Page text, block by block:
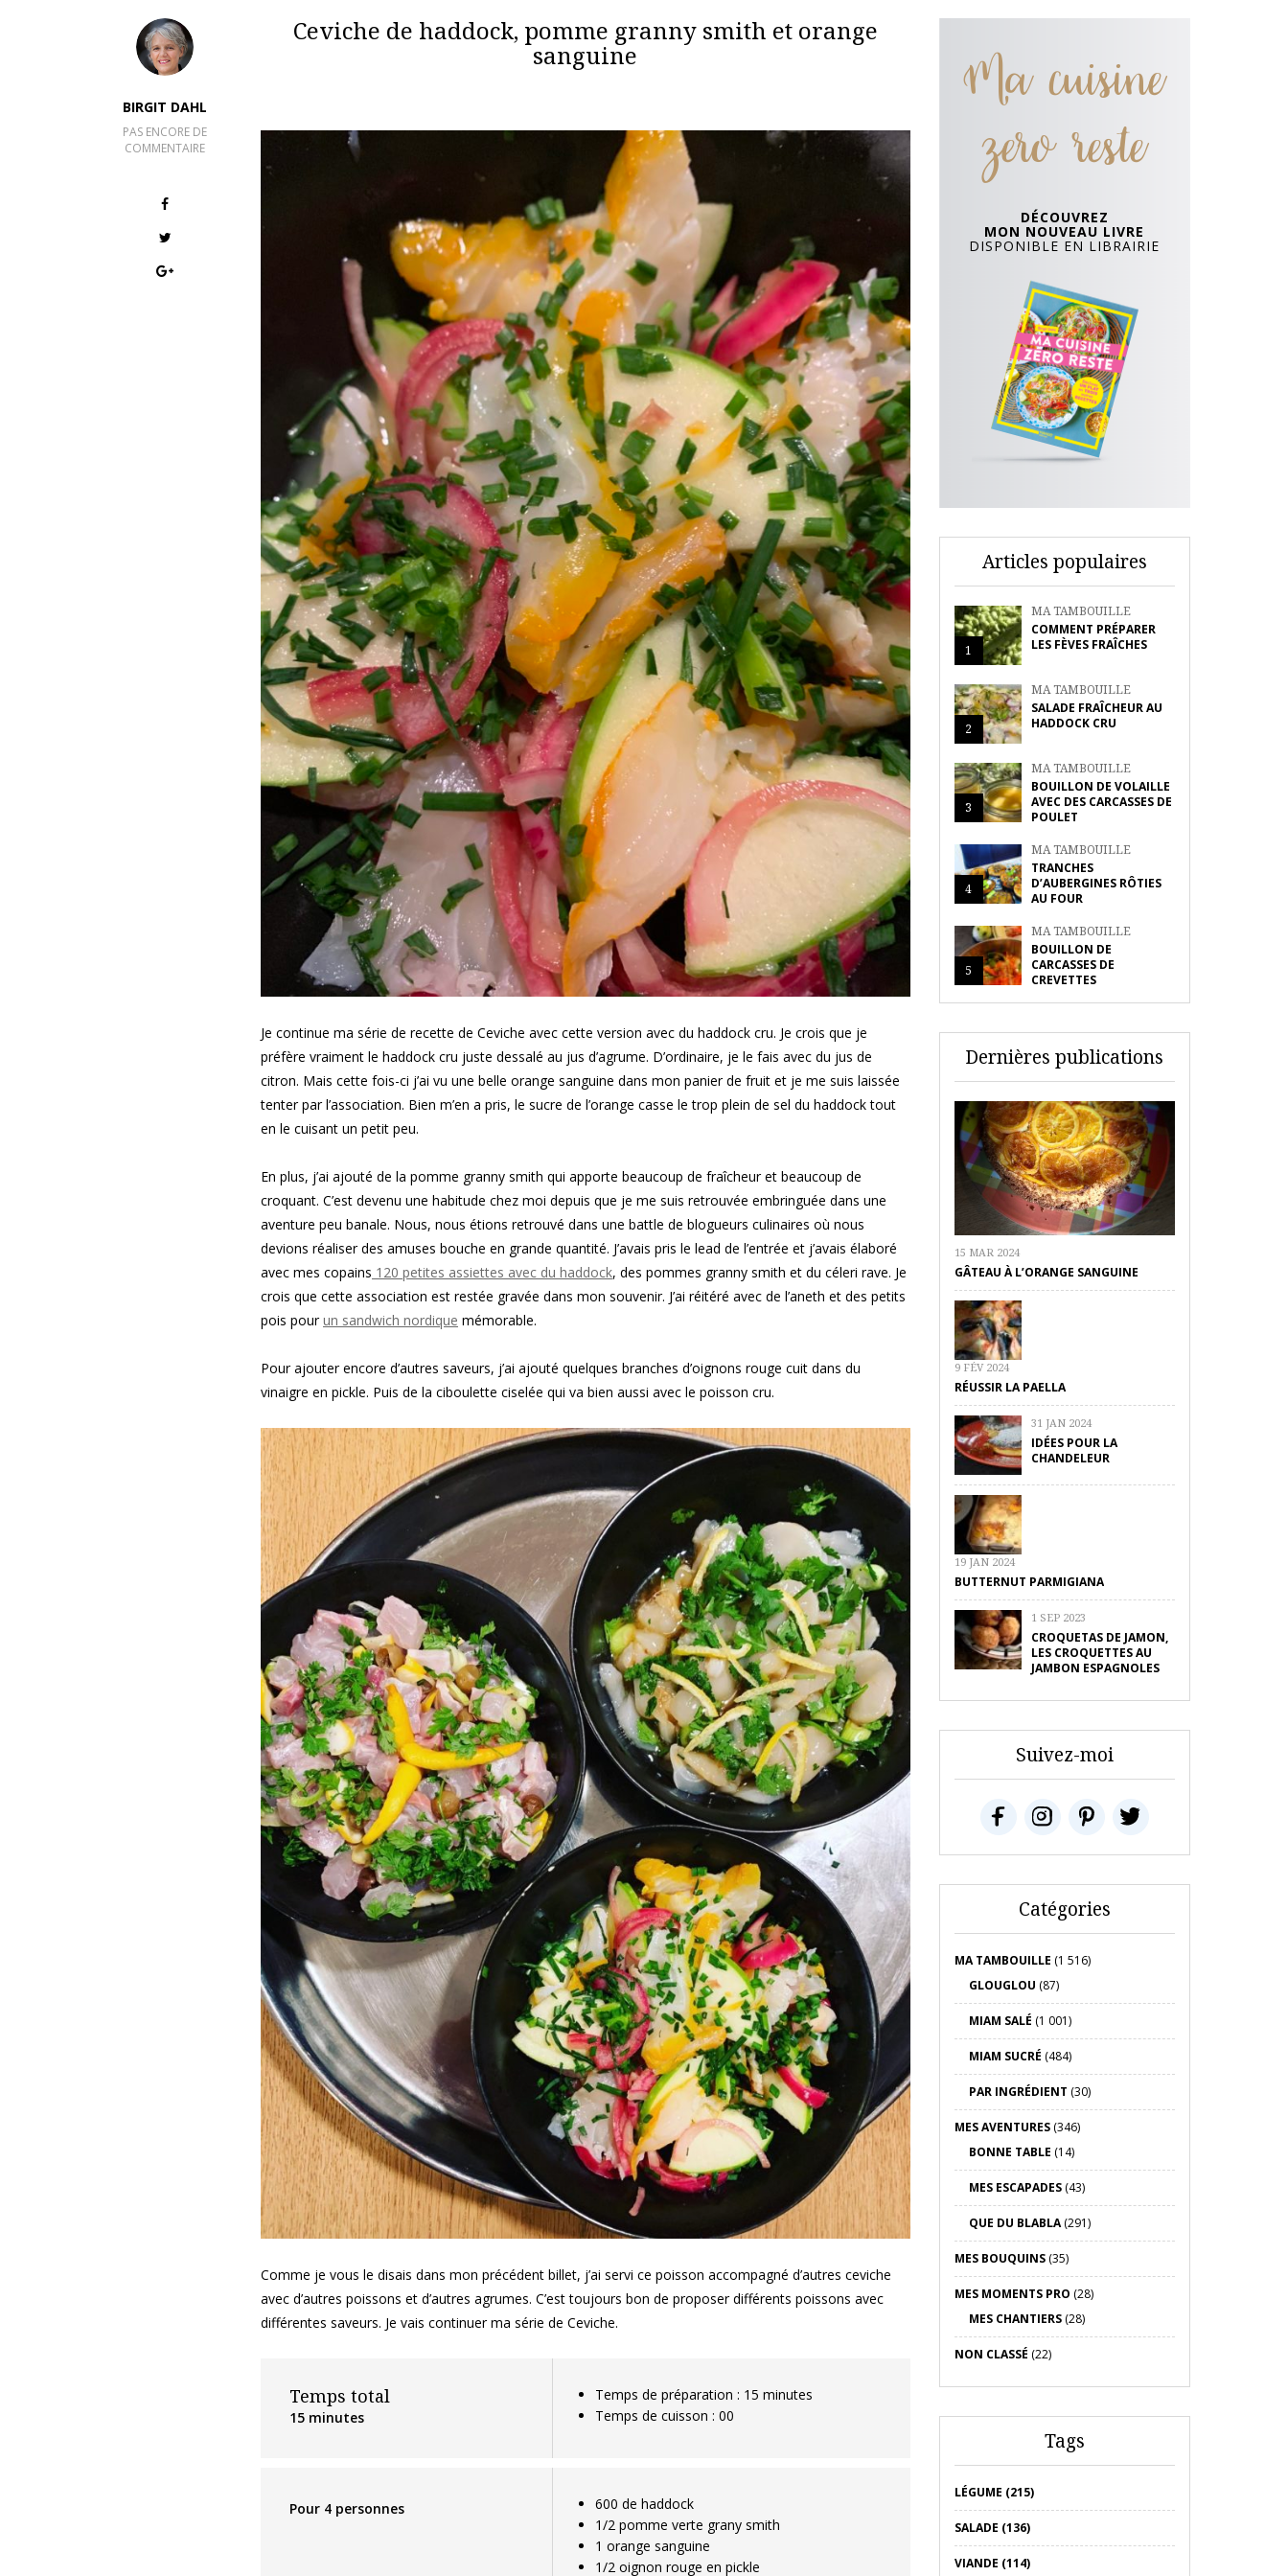
BIRGIT DAHL
PAS ENCORE DE
COMMENTAIRE
Ceviche de haddock, pomme granny smith et orange
sanguine
Je continue ma série de recette de Ceviche avec cette version avec du haddock cru. Je crois que je
préfère vraiment le haddock cru juste dessalé au jus d’agrume. D’ordinaire, je le fais avec du jus de
citron. Mais cette fois-ci j’ai vu une belle orange sanguine dans mon panier de fruit et je me suis laissée
tenter par l’association. Bien m’en a pris, le sucre de l’orange casse le trop plein de sel du haddock tout
en le cuisant un petit peu.
En plus, j’ai ajouté de la pomme granny smith qui apporte beaucoup de fraîcheur et beaucoup de
croquant. C’est devenu une habitude chez moi depuis que je me suis retrouvée embringuée dans une
aventure peu banale. Nous, nous étions retrouvé dans une battle de blogueurs culinaires où nous
devions réaliser des amuses bouche en grande quantité. J’avais pris le lead de l’entrée et j’avais élaboré
avec mes copains 120 petites assiettes avec du haddock, des pommes granny smith et du céleri rave. Je
crois que cette association est restée gravée dans mon souvenir. J’ai réitéré avec de l’aneth et des petits
pois pourun sandwich nordique mémorable.
Pour ajouter encore d’autres saveurs, j’ai ajouté quelques branches d’oignons rouge cuit dans du
vinaigre en pickle. Puis de la ciboulette ciselée qui va bien aussi avec le poisson cru.
Comme je vous le disais dans mon précédent billet, j’ai servi ce poisson accompagné d’autres ceviche
avec d’autres poissons et d’autres agrumes. C’est toujours bon de proposer différents poissons avec
différentes saveurs. Je vais continuer ma série de Ceviche.
Temps total
15 minutes
Temps de préparation : 15 minutes
Temps de cuisson : 00
Pour 4 personnes
600 de haddock
1/2 pomme verte grany smith
1 orange sanguine
1/2 oignon rouge en pickle
Ma cuisine
zero reste
DÉCOUVREZ
MON NOUVEAU LIVRE
DISPONIBLE EN LIBRAIRIE
Articles populaires
1
MA TAMBOUILLE
COMMENT PRÉPARER
LES FÈVES FRAÎCHES
2
MA TAMBOUILLE
SALADE FRAÎCHEUR AU
HADDOCK CRU
3
MA TAMBOUILLE
BOUILLON DE VOLAILLE
AVEC DES CARCASSES DE
POULET
4
MA TAMBOUILLE
TRANCHES
D’AUBERGINES RÔTIES
AU FOUR
5
MA TAMBOUILLE
BOUILLON DE
CARCASSES DE
CREVETTES
Dernières publications
15 MAR 2024
GÂTEAU À L’ORANGE SANGUINE
9 FÉV 2024
RÉUSSIR LA PAELLA
31 JAN 2024
IDÉES POUR LA
CHANDELEUR
19 JAN 2024
BUTTERNUT PARMIGIANA
1 SEP 2023
CROQUETAS DE JAMON,
LES CROQUETTES AU
JAMBON ESPAGNOLES
Suivez-moi
Catégories
MA TAMBOUILLE (1 516)
GLOUGLOU (87)
MIAM SALÉ (1 001)
MIAM SUCRÉ (484)
PAR INGRÉDIENT (30)
MES AVENTURES(346)
BONNE TABLE (14)
MES ESCAPADES(43)
QUE DU BLABLA(291)
MES BOUQUINS(35)
MES MOMENTS PRO (28)
MES CHANTIERS(28)
NON CLASSÉ (22)
Tags
LÉGUME (215)
SALADE (136)
VIANDE (114)